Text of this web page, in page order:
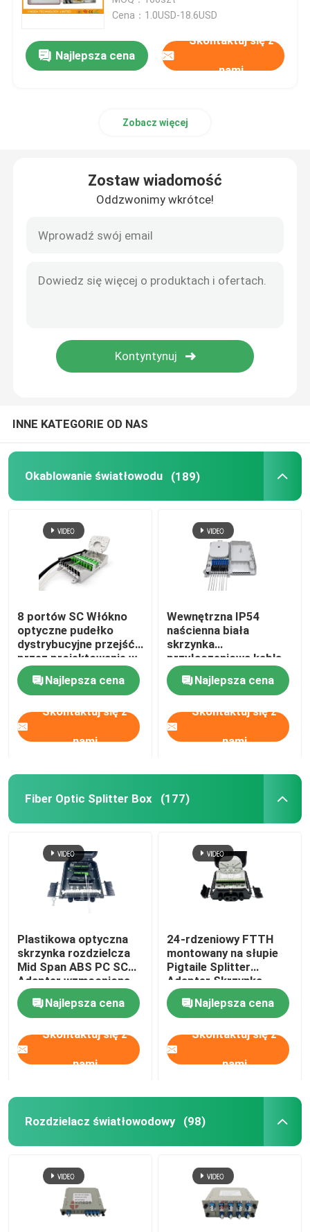
Łącznik światłowodowy
Tłumik światłowodu
Kabel FTTH Drop Cable
Panel światłowodowy
Zamykanie splotu światłowodowego
Zestawy narzędzi światłowodowych
Zestawy do montażu kabli
Kabel AOC
Kabel DAC
Moduł SFP
Cena：1.0USD-18.6USD
Najlepsza cena
Skontaktuj się z
nami
Zobacz więcej
Zostaw wiadomość
Oddzwonimy wkrótce!
INNE KATEGORIE OD NAS
Okablowanie światłowodu (189)
8 portów SC Włókno
optyczne pudełko
dystrybucyjne przejść
przez projektowanie w
FTTH GPON CATV
Najlepsza cena
Skontaktuj się z
nami
Wewnętrzna IP54
naścienna biała
skrzynka
przyłączeniowa kabla
światłowodowego
FTTH Mini Compact 8-
żyłowy adapter SC
Najlepsza cena
Skontaktuj się z
nami
Fiber Optic Splitter Box (177)
Plastikowa optyczna
skrzynka rozdzielcza
Mid Span ABS PC SC
Adapter wzmocniona
16 portami
Najlepsza cena
Skontaktuj się z
nami
24-rdzeniowy FTTH
montowany na słupie
Pigtaile Splitter
Adapter Skrzynka
przyłączeniowa kabla
światłowodowego
Najlepsza cena
Skontaktuj się z
nami
Rozdzielacz światłowodowy (98)